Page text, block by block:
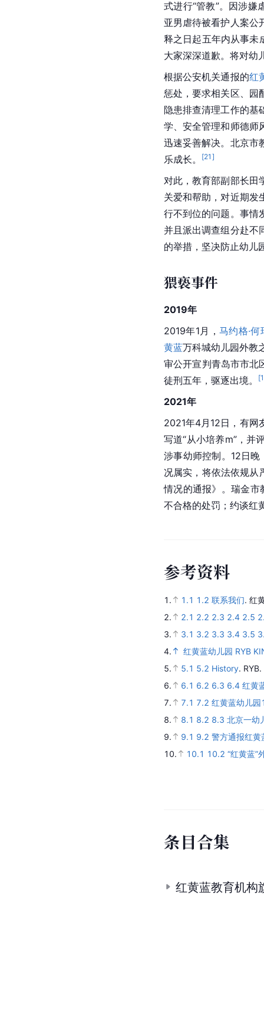
式进行“管教”。因涉嫌
亚男虐待被看护人案公
释之日起五年内从事未
大家深深道歉。将对幼
根据公安机关通报的红
惩处，要求相关区、园
隐患排查清理工作的基
学、安全管理和师德师
迅速妥善解决。北京市
乐成长。
[21 ]
对此，教育部副部长田
关爱和帮助，对近期发
行不到位的问题。事情
并且派出调查组分赴不
的举措，坚决防止幼儿
猥亵事件
2019年
2019年1月， 马约格·何
黄蓝万科城幼儿园外教
审公开宣判青岛市市北
徒刑五年，驱逐出境。
[
2021年
2021年4月12日，有网
写道“从小培养m”，并
涉事幼师控制。12日
况属实，将依法依规从
情况的通报》。瑞金市
不合格的处罚；约谈红
参考资料
1. 1.1 1.2 联系我们. 红
2.
2.1 2.2 2.3 2.4 2.5
3.
3.1 3.2 3.3 3.4 3.5
4.
红黄蓝幼儿园 RYB
5.
5.1 5.2 History. RYB.
6.
6.1 6.2 6.3 6.4 红黄
7.
7.1 7.2 红黄蓝幼儿园
8.
8.1 8.2 8.3 北京一幼
9.
9.1 9.2 警方通报红黄
10.
10.1 10.2 “红黄蓝”
条目合集
红黄蓝教育机构